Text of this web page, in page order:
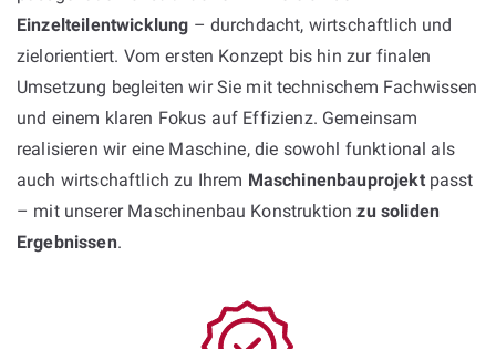
Einzelteilentwicklung – durchdacht, wirtschaftlich und
zielorientiert. Vom ersten Konzept bis hin zur finalen
Umsetzung begleiten wir Sie mit technischem Fachwissen
und einem klaren Fokus auf Effizienz. Gemeinsam
realisieren wir eine Maschine, die sowohl funktional als
auch wirtschaftlich zu Ihrem Maschinenbauprojektpasst
– mit unserer Maschinenbau Konstruktionzu soliden
Ergebnissen.